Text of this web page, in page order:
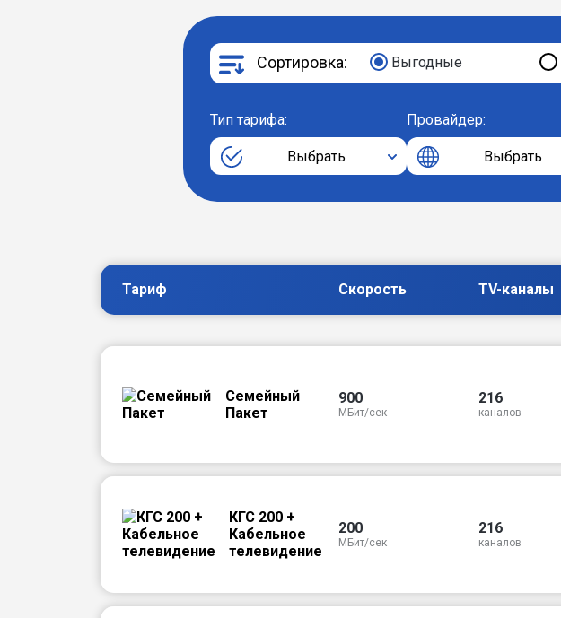
Сортировка: Выгодные
Тип тарифа:
Выбрать
Провайдер:
Выбрать
Тариф Скорость TV-каналы
Семейный
Пакет
900
МБит/сек
216
каналов
КГС 200 +
Кабельное
телевидение
200
МБит/сек
216
каналов